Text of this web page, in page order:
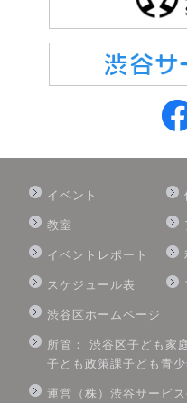
イベント
教室
イベントレポート
スケジュール表
渋谷区ホームページ
所管： 渋谷区子ども家
子ども政策課子ども青
運営（株）渋谷サービ